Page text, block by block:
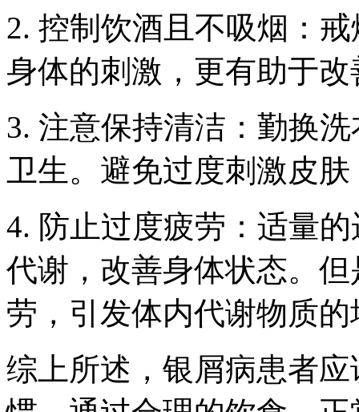
2. 控制饮酒且不吸烟：
身体的刺激，更有助于
3. 注意保持清洁：勤换
卫生。避免过度刺激皮
4. 防止过度疲劳：适量
代谢，改善身体状态。
劳，引发体内代谢物质
综上所述，银屑病患者